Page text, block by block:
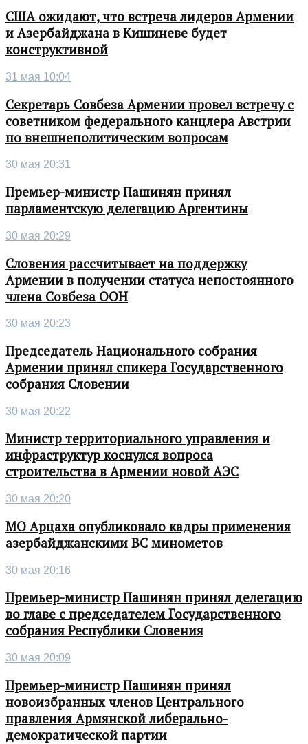
США ожидают, что встреча лидеров Армении
и Азербайджана в Кишиневе будет
конструктивной
31 мая 10:04
Секретарь Совбеза Армении провел встречу с
советником федерального канцлера Австрии
по внешнеполитическим вопросам
30 мая 20:31
Премьер-министр Пашинян принял
парламентскую делегацию Аргентины
30 мая 20:29
Словения рассчитывает на поддержку
Армении в получении статуса непостоянного
члена Совбеза ООН
30 мая 20:23
Председатель Национального собрания
Армении принял спикера Государственного
собрания Словении
30 мая 20:22
Министр территориального управления и
инфраструктур коснулся вопроса
строительства в Армении новой АЭС
30 мая 20:20
МО Арцаха опубликовало кадры применения
азербайджанскими ВС минометов
30 мая 20:16
Премьер-министр Пашинян принял делегацию
во главе с председателем Государственного
собрания Республики Словения
30 мая 20:09
Премьер-министр Пашинян принял
новоизбранных членов Центрального
правления Армянской либерально-
демократической партии